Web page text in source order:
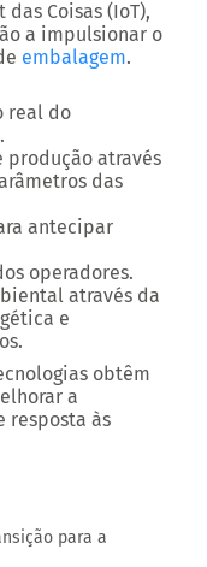
Coisas (IoT),
a impulsionar o
embalagem.
real do
produção através
das
antecipar
operadores.
através da
e
obtêm
a
resposta às
para a